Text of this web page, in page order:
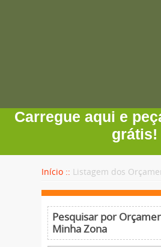
Carregue aqui e
grátis!
Início :: Listagem dos
Pesquisar por
Minha Zona